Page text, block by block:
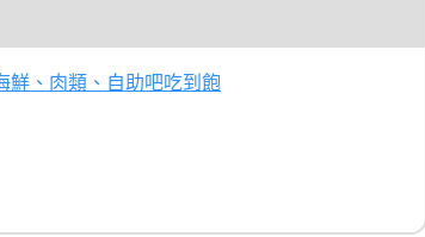
鮮、肉類、自助吧吃到飽